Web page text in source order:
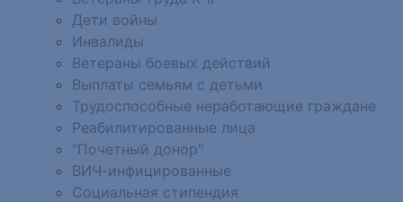
Дети войны
Инвалиды
Ветераны боевых действий
Выплаты семьям с детьми
Трудоспособные неработающие граждане
Реабилитированные лица
"Почетный донор"
ВИЧ-инфицированные
Социальная стипендия